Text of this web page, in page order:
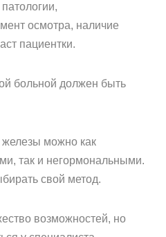
осмотра, наличие
пациентки.
больной должен быть
железы можно как
так и негормональными.
свой метод.
возможностей, но